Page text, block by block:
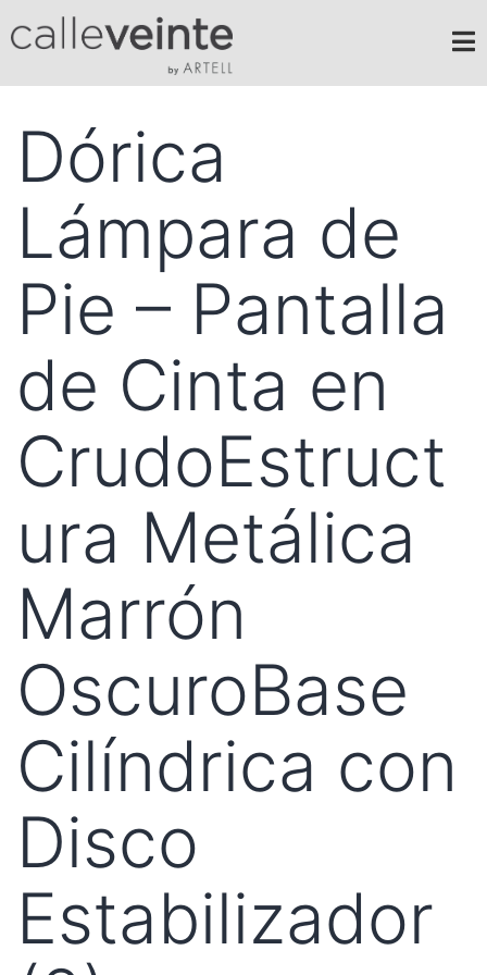
Dórica
Lámpara de
Pie – Pantalla
de Cinta en
CrudoEstruct
ura Metálica
Marrón
OscuroBase
Cilíndrica con
Disco
Estabilizador